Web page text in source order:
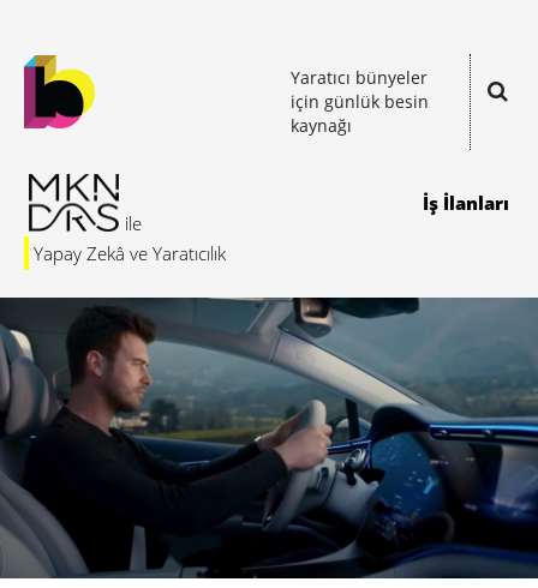
Yaratıcı bünyeler
için günlük besin
kaynağı
Yapay Zekâ ve Yaratıcılık
İş İlanları